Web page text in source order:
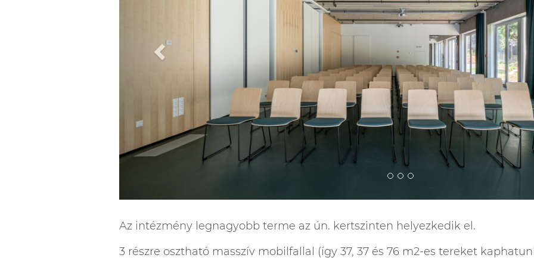
Az intézmény legnagyobb terme az ún. kertszinten helyezkedik el.
3 részre osztható masszív mobilfallal (így 37, 37 és 76 m2-es tereket